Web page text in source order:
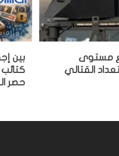
مستوى
القتالي
بين
حصر